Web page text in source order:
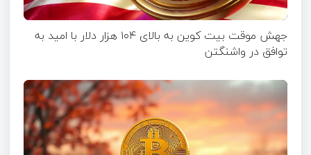
جهش موقت بیت‌ کوین به بالای ۱۰۴ هزار دلار با امید به
توافق در واشنگتن